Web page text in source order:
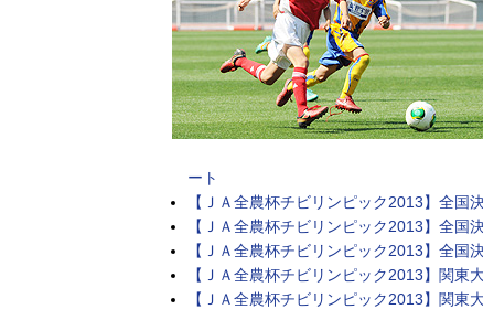
ート
【ＪＡ全農杯チビリンピック2013】全国
【ＪＡ全農杯チビリンピック2013】全国
【ＪＡ全農杯チビリンピック2013】全国
【ＪＡ全農杯チビリンピック2013】関東
【ＪＡ全農杯チビリンピック2013】関東